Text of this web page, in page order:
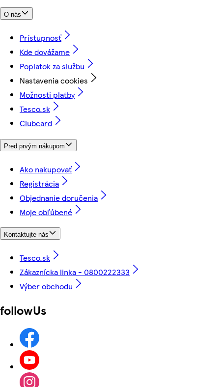
O nás
Prístupnosť
Kde dovážame
Poplatok za službu
Nastavenia cookies
Možnosti platby
Tesco.sk
Clubcard
Pred prvým nákupom
Ako nakupovať
Registrácia
Objednanie doručenia
Moje obľúbené
Kontaktujte nás
Tesco.sk
Zákaznícka linka - 0800222333
Výber obchodu
followUs